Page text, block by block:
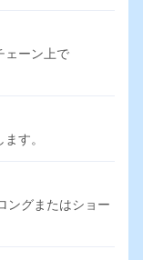
ェーン上で
す。
ングまたはショー